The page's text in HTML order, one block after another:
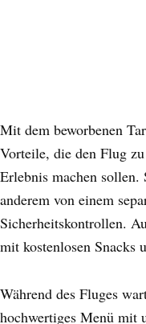
Mit dem beworbenen
Vorteile, die den Flug
Erlebnis machen sollen.
anderem von einem
Sicherheitskontrollen.
mit kostenlosen Snacks
Während des Fluges
hochwertiges Menü mit